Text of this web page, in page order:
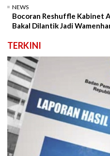
NEWS
Bocoran Reshuffle Kabinet
Bakal Dilantik Jadi
TERKINI